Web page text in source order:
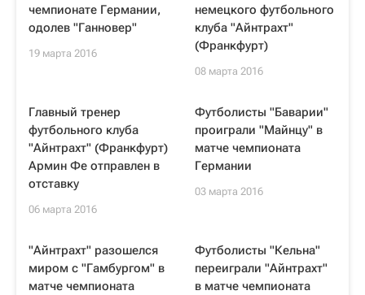
чемпионате Германии,
одолев "Ганновер"
19 марта 2016
немецкого футбольного
клуба "Айнтрахт"
(Франкфурт)
08 марта 2016
Главный тренер
футбольного клуба
"Айнтрахт" (Франкфурт)
Армин Фе отправлен в
отставку
06 марта 2016
Футболисты "Баварии"
проиграли "Майнцу" в
матче чемпионата
Германии
03 марта 2016
"Айнтрахт" разошелся
миром с "Гамбургом" в
матче чемпионата
Футболисты "Кельна"
переиграли "Айнтрахт"
в матче чемпионата